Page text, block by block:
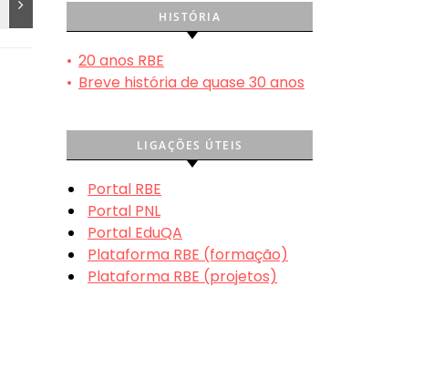
HISTÓRIA
• 20 anos RBE
• Breve história de quase 30 anos
LIGAÇÕES ÚTEIS
Portal RBE
Portal PNL
Portal EduQA
Plataforma RBE (formação)
Plataforma RBE (projetos)